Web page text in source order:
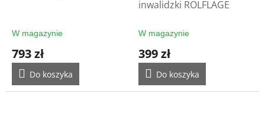
W magazynie
793 zł
Do koszyka
inwalidzki ROLFLAGE
W magazynie
399 zł
Do koszyka